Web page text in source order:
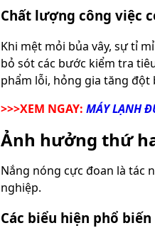
Chất lượng công việc
Khi mệt mỏi bủa vây, sự tỉ
bỏ sót các bước kiểm tra
phẩm lỗi, hỏng gia tăng đột
>>>XEM NGAY: MÁY LẠNH
Ảnh hưởng thứ
Nắng nóng cực đoan là tác
nghiệp.
Các biểu hiện phổ